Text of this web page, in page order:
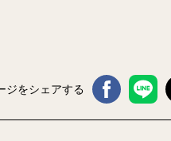
ジをシェアする